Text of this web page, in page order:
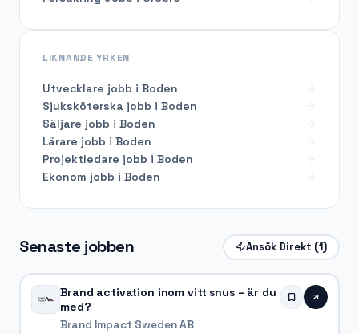
Senaste jobben Ansök Direkt (1)
Brand activation inom vitt snus – är du
med?
Brand Impact Sweden AB
LIKNANDE YRKEN
Utvecklare jobb i Boden
Sjuksköterska jobb i Boden
Säljare jobb i Boden
Lärare jobb i Boden
Projektledare jobb i Boden
Ekonom jobb i Boden